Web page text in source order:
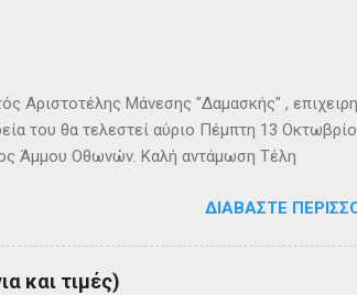
Αριστοτέλης Μάνεσης "Δαμασκής" ,
του θα τελεστεί αύριο Πέμπτη 13
Άμμου Οθωνών. Καλή αντάμωση Τέλη
ΔΙΑΒΆΣΤΕ
και τιμές)